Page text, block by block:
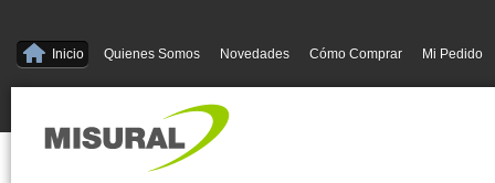
Inicio Quienes Somos Novedades Cómo Comprar Mi Pedido